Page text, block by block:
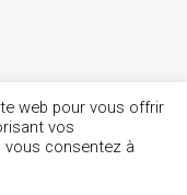
web pour vous offrir
vos
vous consentez à